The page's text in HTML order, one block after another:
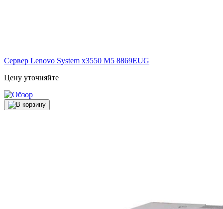
Сервер Lenovo System x3550 M5 8869EUG
Цену уточняйте